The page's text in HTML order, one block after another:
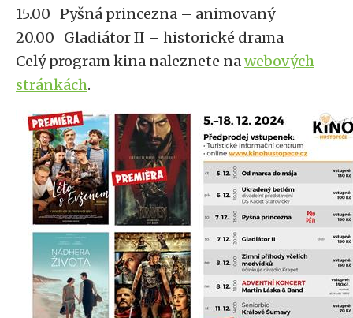
15.00 Pyšná princezna – animovaný
20.00 Gladiátor II – historické drama
Celý program kina naleznete nawebových
stránkách.